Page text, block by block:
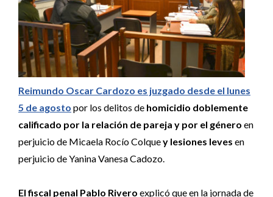
Reimundo Oscar Cardozo es juzgado desde el lunes
5 de agosto por los delitos de homicidio doblemente
calificado por la relación de pareja y por el género en
perjuicio de Micaela Rocío Colquey lesiones leves en
perjuicio de Yanina Vanesa Cadozo.
El fiscal penal Pablo Rivero explicó que en la jornada de